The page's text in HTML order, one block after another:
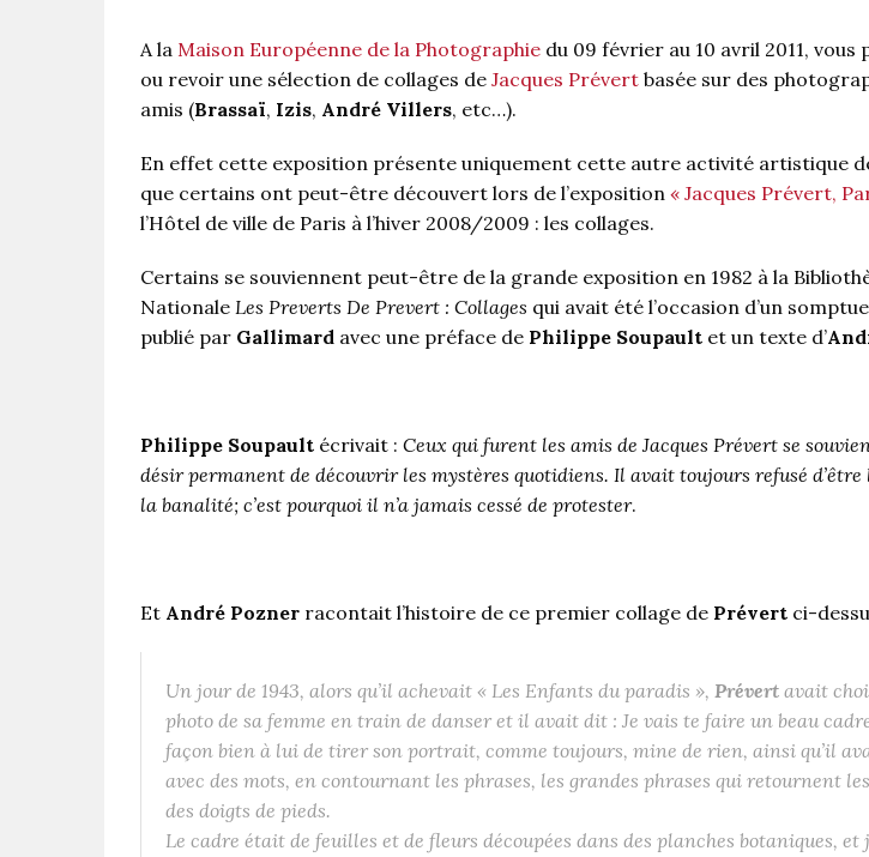
A la Maison Européenne de la Photographie du 09 février au 10 avril 2011, vous
ou revoir une sélection de collages de Jacques Prévert basée sur des
amis (Brassaï, Izis, André Villers, etc…).
En effet cette exposition présente uniquement cette autre activité artistique
que certains ont peut-être découvert lors de l’exposition « Jacques Prévert,
l’Hôtel de ville de Paris à l’hiver 2008/2009 : les collages.
Certains se souviennent peut-être de la grande exposition en 1982 à la
Nationale Les Preverts De Prevert : Collages qui avait été l’occasion d’un
publié par Gallimard avec une préface de Philippe Soupault et un texte d’
Philippe Soupault écrivait : Ceux qui furent les amis de Jacques Prévert se
désir permanent de découvrir les mystères quotidiens. Il avait toujours refusé d’être
la banalité; c’est pourquoi il n’a jamais cessé de protester.
Et André Pozner racontait l’histoire de ce premier collage de Prévert ci-
Un jour de 1943, alors qu’il achevait « Les Enfants du paradis », Prévert avait
photo de sa femme en train de danser et il avait dit : Je vais te faire un beau
façon bien à lui de tirer son portrait, comme toujours, mine de rien, ainsi qu’il
avec des mots, en contournant les phrases, les grandes phrases qui retournent
des doigts de pieds.
Le cadre était de feuilles et de fleurs découpées dans des planches botaniques, et